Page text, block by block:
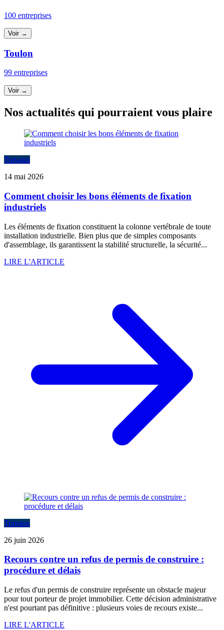
100 entreprises
Voir →
Toulon
99 entreprises
Voir →
Nos actualités qui pourraient vous plaire
Travaux
14 mai 2026
Comment choisir les bons éléments de fixation
industriels
Les éléments de fixation constituent la colonne vertébrale de toute
installation industrielle. Bien plus que de simples composants
d'assemblage, ils garantissent la stabilité structurelle, la sécurité...
LIRE L'ARTICLE
Travaux
26 juin 2026
Recours contre un refus de permis de construire :
procédure et délais
Le refus d'un permis de construire représente un obstacle majeur
pour tout porteur de projet immobilier. Cette décision administrative
n'est pourtant pas définitive : plusieurs voies de recours existe...
LIRE L'ARTICLE